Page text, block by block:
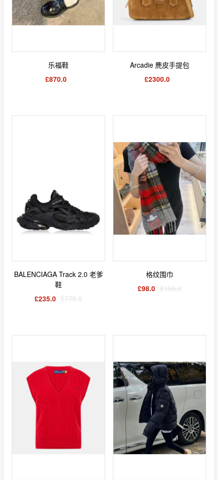
乐福鞋
£870.0
Arcadie 麂皮手提包
£2300.0
BALENCIAGA Track 2.0 老爹
鞋
£235.0 £775.0
格纹围巾
£98.0 £195.0